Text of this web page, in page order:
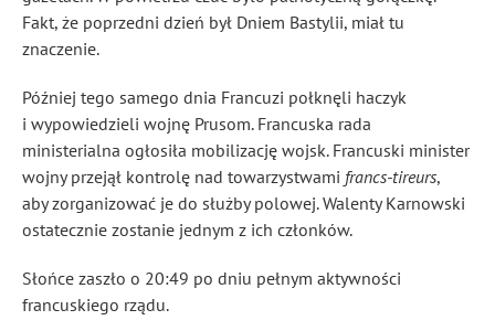
Fakt, że poprzedni dzień był Dniem Bastylii, miał tu
znaczenie.
Później tego samego dnia Francuzi połknęli haczyk
i wypowiedzieli wojnę Prusom. Francuska rada
ministerialna ogłosiła mobilizację wojsk. Francuski minister
wojny przejął kontrolę nad towarzystwami francs-tireurs,
aby zorganizować je do służby polowej. Walenty Karnowski
ostatecznie zostanie jednym z ich członków.
Słońce zaszło o 20:49 po dniu pełnym aktywności
francuskiego rządu.